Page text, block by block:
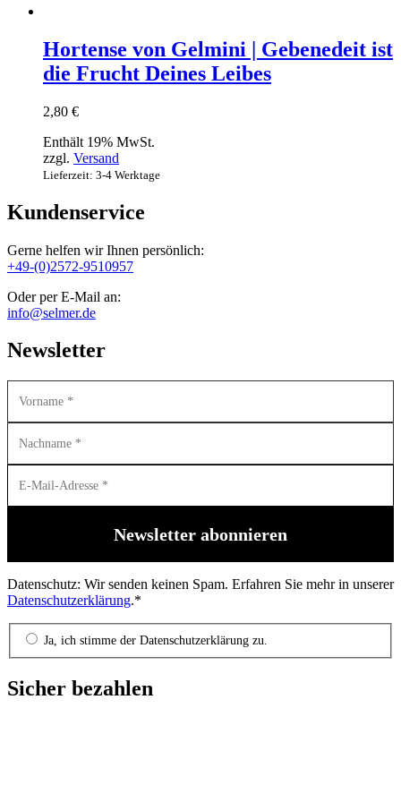
Hortense von Gelmini | Gebenedeit ist
die Frucht Deines Leibes
2,80 €
Enthält 19% MwSt.
zzgl. Versand
Lieferzeit: 3-4 Werktage
Kundenservice
Gerne helfen wir Ihnen persönlich:
+49-(0)2572-9510957
Oder per E-Mail an:
info@selmer.de
Newsletter
Datenschutz: Wir senden keinen Spam. Erfahren Sie mehr in unserer
Datenschutzerklärung.*
Ja, ich stimme der Datenschutzerklärung zu.
Sicher bezahlen